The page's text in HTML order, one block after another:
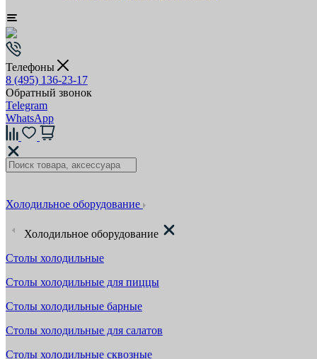
Телефоны
8 (495) 136-23-17
Обратный звонок
Telegram
WhatsApp
Холодильное оборудование
Холодильное оборудование
Столы холодильные
Столы холодильные для пиццы
Столы холодильные барные
Столы холодильные для салатов
Столы холодильные сквозные